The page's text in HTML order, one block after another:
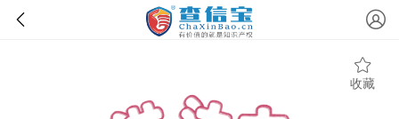
收藏